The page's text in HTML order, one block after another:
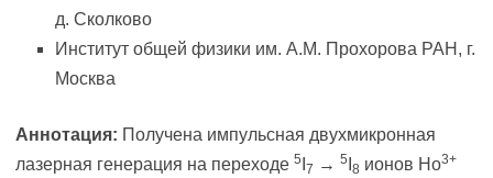
д. Сколково
Институт общей физики им. А.М. Прохорова РАН, г.
Москва
Аннотация: Получена импульсная двухмикронная
лазерная генерация на переходе 5
7 → 5
8 ионов Ho3+